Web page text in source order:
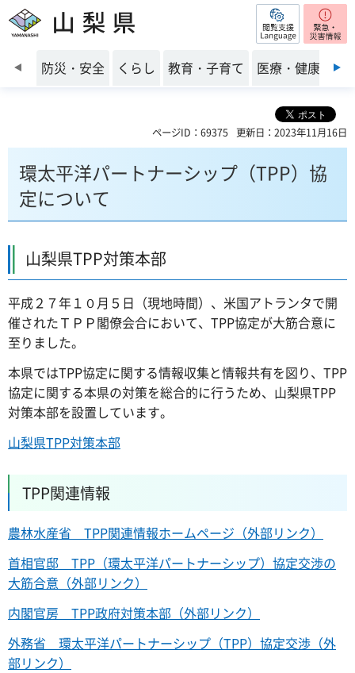
山梨県 閲覧支援
前のスライドを表示
防災・安全 くらし 教育・子育て 医療・健康・福
ページID：69375 更新日：2023年11月16日
環太平洋パートナーシップ（TPP）協
定について
山梨県TPP対策本部
平成２７年１０月５日（現地時間）、米国アトランタで開
催されたＴＰＰ閣僚会合において、TPP協定が大筋合意に
至りました。
本県ではTPP協定に関する情報収集と情報共有を図り、TPP
協定に関する本県の対策を総合的に行うため、山梨県TPP
対策本部を設置しています。
山梨県TPP対策本部
TPP関連情報
農林水産省 TPP関連情報ホームページ（外部リンク）
首相官邸 TPP（環太平洋パートナーシップ）協定交渉の
大筋合意（外部リンク）
内閣官房 TPP政府対策本部（外部リンク）
外務省 環太平洋パートナーシップ（TPP）協定交渉（外
部リンク）